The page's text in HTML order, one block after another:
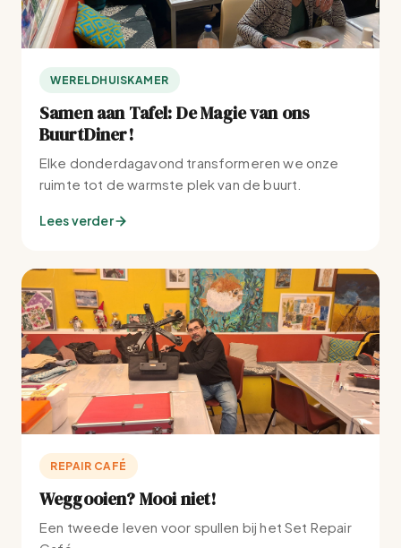
WERELDHUISKAMER
Samen aan Tafel: De Magie van ons
BuurtDiner!
Elke donderdagavond transformeren we onze
ruimte tot de warmste plek van de buurt.
Lees verder
REPAIR CAFÉ
Weggooien? Mooi niet!
Een tweede leven voor spullen bij het Set Repair